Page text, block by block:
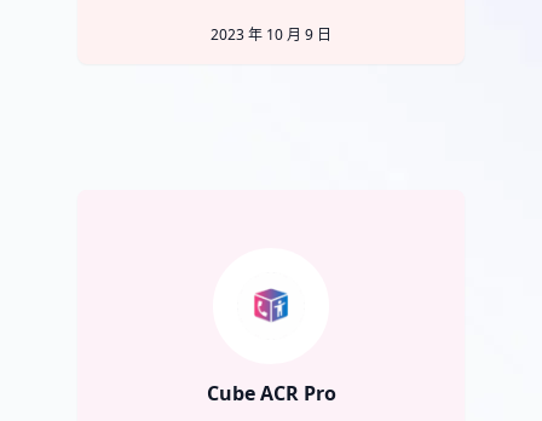
2023 年 10 月 9 日
Cube ACR Pro